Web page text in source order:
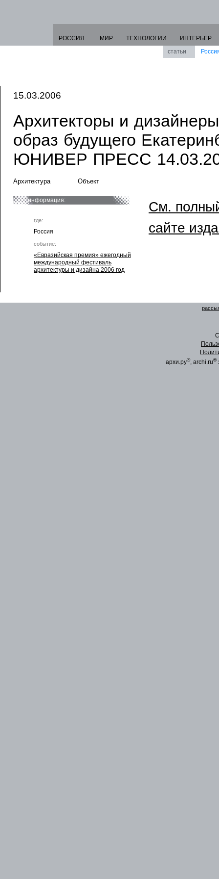
РОССИЯ МИР ТЕХНОЛОГИИ
ИНТЕРЬЕР
статьи
15.03.2006
Архитекторы и
образ будущего
ЮНИВЕР ПРЕСС
Архитектура Объект
информация:
где:
Россия
событие:
«Евразийская премия» ежегодный
международный фестиваль
архитектуры и дизайна 2006 год
См.
сайте
архи.ру®, archi.ru®